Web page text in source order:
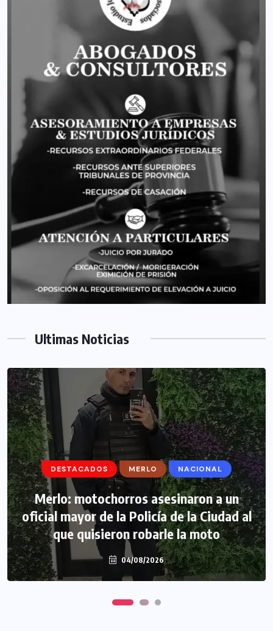
Ultimas Noticias
DESTACADOS MERLO NACIONAL
Merlo: motochorros asesinaron a un
oficial mayor de la Policía de la Ciudad al
que quisieron robarle la moto
04/08/2026
DESTACADOS MERLO MORÓN
Morón: se negó a declarar la funcionaria
narco y seguirá detenida camino a
prisión preventiva
04/08/2026